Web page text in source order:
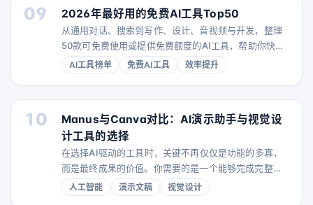
09 2026年最好用的免费AI工具Top50
从通用对话、搜索到写作、设计、音视频与开发，整理
50款可免费使用或提供免费额度的AI工具，帮助你快速
找到适合自己的效率搭子。
AI工具榜单 免费AI工具 效率提升
10
Manus与Canva对比：AI演示助手与视觉设
计工具的选择
在选择AI驱动的工具时，关键不再仅仅是功能的多寡，
而是最终成果的价值。你需要的是一个能够完成完整、
基于研究的演示文稿的AI助手，还是一个帮助你创建视
觉素材的设计平台？Manus和Canva分别在各自领域处
人工智能 演示文稿 视觉设计